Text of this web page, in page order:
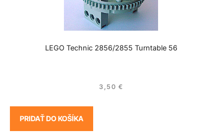
LEGO Technic 2856/2855 Turntable 56
3,50 €
PRIDAŤ DO KOŠÍKA